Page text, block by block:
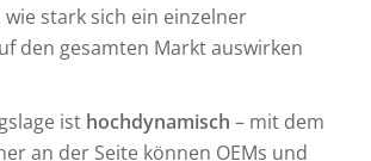
stark sich ein einzelner
den gesamten Markt auswirken
ist hochdynamisch – mit dem
an der Seite können OEMs und